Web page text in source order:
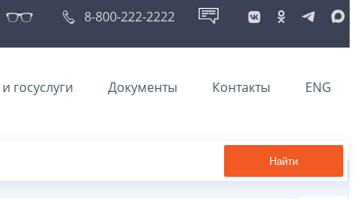
8-800-222-2222
госуслуги Документы Контакты ENG
Найти